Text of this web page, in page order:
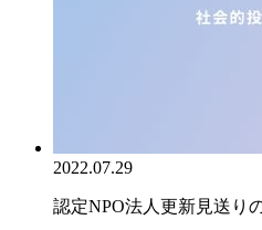
2022.07.29
認定NPO法人更新見送り